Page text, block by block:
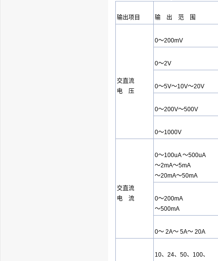
输出项目 输 出 范 围
交直流
电 压
0～200mV
0～2V
0～5V～10V～20V
0～200V～500V
0～1000V
交直流
电 流
0～100uA ～500uA
～2mA～5mA
～20mA～50mA
0～200mA
～500mA
0～ 2A～ 5A～ 20A
10、24、50、100、